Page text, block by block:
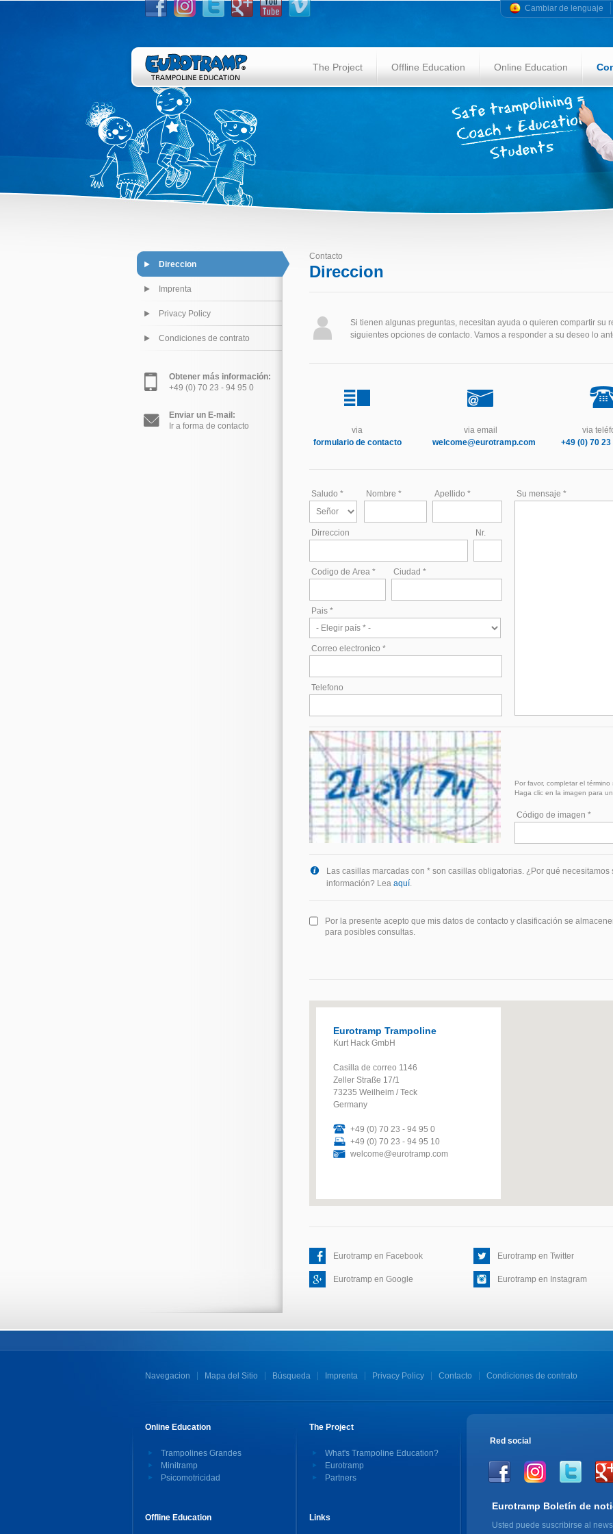
Cambiar de lenguaje
The Project Offline Education Online Education
Direccion
Imprenta
Privacy Policy
Condiciones de contrato
Obtener más información:
+49 (0) 70 23 - 94 95 0
Enviar un E-mail:
Ir a forma de contacto
Contacto
Direccion
Si tienen algunas preguntas, necesitan ayuda o quieren compartir su
siguientes opciones de contacto. Vamos a responder a su deseo lo
via
formulario de contacto
via email
welcome@eurotramp.com
via
+49 (0) 70 23
Saludo * Nombre * Apellido *
Dirreccion Nr.
Codigo de Area * Ciudad *
Pais *
Correo electronico *
Telefono
Su mensaje *
Por favor, completar el término
Haga clic en la imagen para
Código de imagen *
Las casillas marcadas con * son casillas obligatorias. ¿Por qué necesitamos
información? Lea aquí.
Por la presente acepto que mis datos de contacto y clasificación se
para posibles consultas.
Eurotramp Trampoline
Kurt Hack GmbH
Casilla de correo 1146
Zeller Straße 17/1
73235 Weilheim / Teck
Germany
+49 (0) 70 23 - 94 95 0
+49 (0) 70 23 - 94 95 10
welcome@eurotramp.com
Eurotramp en Facebook Eurotramp en Twitter
Eurotramp en Google Eurotramp en Instagram
Navegacion Mapa del Sitio Búsqueda Imprenta Privacy Policy Contacto Condiciones de contrato
Online Education
Trampolines Grandes
Minitramp
Psicomotricidad
Offline Education
The Project
What's Trampoline Education?
Eurotramp
Partners
Links
Red social
Eurotramp Boletín de
Usted puede suscribirse al